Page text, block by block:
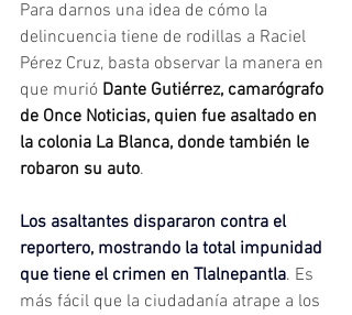
Para darnos una idea de cómo la
delincuencia tiene de rodillas a Raciel
Pérez Cruz, basta observar la manera en
que murió Dante Gutiérrez, camarógrafo
de Once Noticias, quien fue asaltado en
la colonia La Blanca, donde también le
robaron su auto.
Los asaltantes dispararon contra el
reportero, mostrando la total impunidad
que tiene el crimen en Tlalnepantla. Es
más fácil que la ciudadanía atrape a los